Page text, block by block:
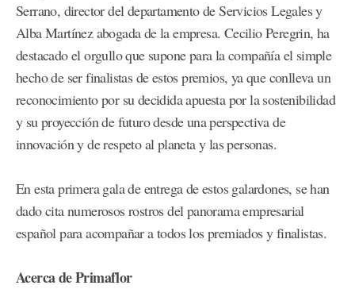
Serrano, director del departamento de Servicios Legales y
Alba Martínez abogada de la empresa. Cecilio Peregrin, ha
destacado el orgullo que supone para la compañía el simple
hecho de ser finalistas de estos premios, ya que conlleva un
reconocimiento por su decidida apuesta por la sostenibilidad
y su proyección de futuro desde una perspectiva de
innovación y de respeto al planeta y las personas.
En esta primera gala de entrega de estos galardones, se han
dado cita numerosos rostros del panorama empresarial
español para acompañar a todos los premiados y finalistas.
Acerca de Primaflor